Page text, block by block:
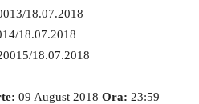
18.07.2018
18.07.2018
18.07.2018
09 August 2018 Ora: 23:59